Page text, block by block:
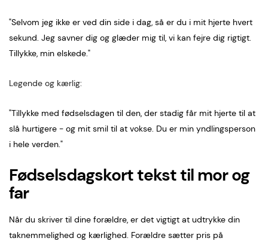
"Selvom jeg ikke er ved din side i dag, så er du i mit hjerte hvert
sekund. Jeg savner dig og glæder mig til, vi kan fejre dig rigtigt.
Tillykke, min elskede."
Legende og kærlig:
"Tillykke med fødselsdagen til den, der stadig får mit hjerte til at
slå hurtigere - og mit smil til at vokse. Du er min yndlingsperson
i hele verden."
Fødselsdagskort tekst til mor og
far
Når du skriver til dine forældre, er det vigtigt at udtrykke din
taknemmelighed og kærlighed. Forældre sætter pris på